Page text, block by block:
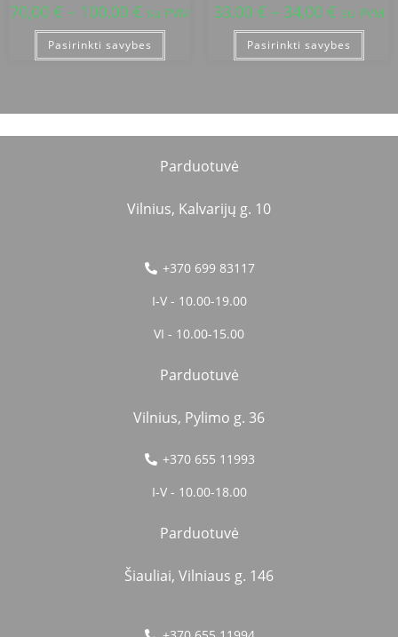
70,00 € – 100,00 € su PVM
Pasirinkti savybes
33,00 € – 34,00 € su PVM
Pasirinkti savybes
Parduotuvė
Vilnius, Kalvarijų g. 10
+370 699 83117
I-V - 10.00-19.00
VI - 10.00-15.00
Parduotuvė
Vilnius, Pylimo g. 36
+370 655 11993
I-V - 10.00-18.00
Parduotuvė
Šiauliai, Vilniaus g. 146